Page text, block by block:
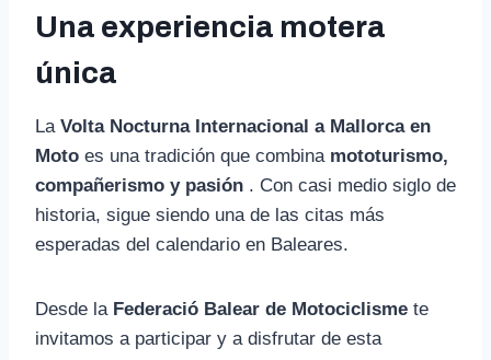
Una experiencia motera
única
La Volta Nocturna Internacional a Mallorca en
Moto es una tradición que combina mototurismo,
compañerismo y pasión . Con casi medio siglo de
historia, sigue siendo una de las citas más
esperadas del calendario en Baleares.
Desde la Federació Balear de Motociclisme te
invitamos a participar y a disfrutar de esta